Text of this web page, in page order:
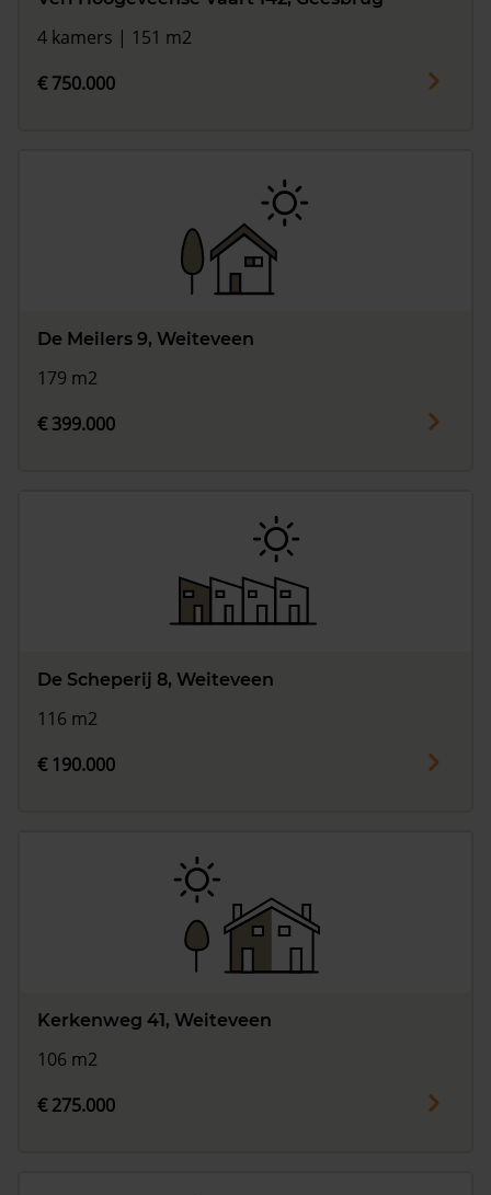
4 kamers | 151 m2
€ 750.000
De Meilers 9, Weiteveen
179 m2
€ 399.000
De Scheperij 8, Weiteveen
116 m2
€ 190.000
Kerkenweg 41, Weiteveen
106 m2
€ 275.000